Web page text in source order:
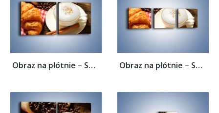
Obraz na płótnie – Spieniona kawa z... Obraz na płótnie – Spieniona kawa z...